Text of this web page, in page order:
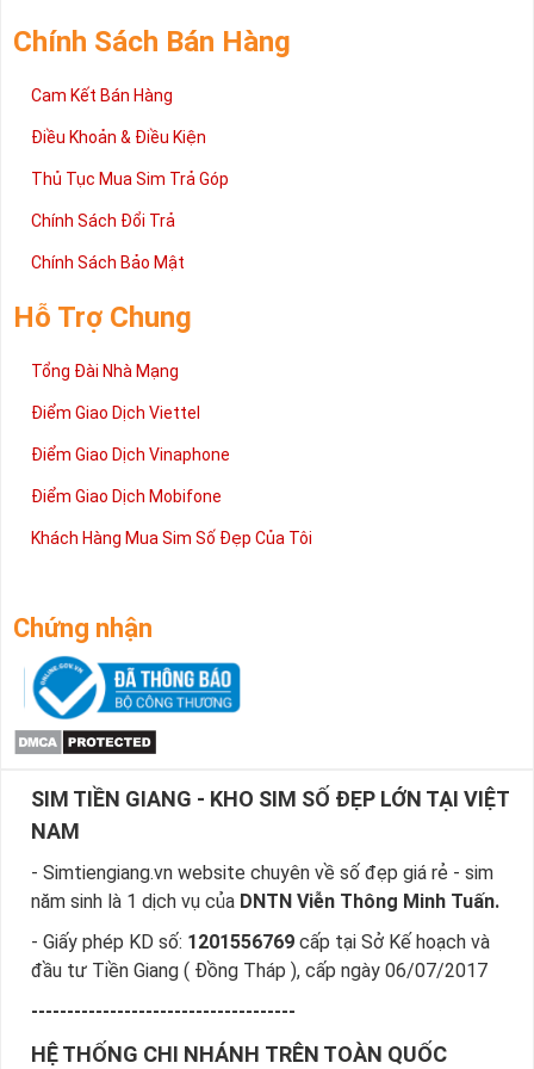
Chính Sách Bán Hàng
Cam Kết Bán Hàng
Điều Khoản & Điều Kiện
Thủ Tục Mua Sim Trả Góp
Chính Sách Đổi Trả
Chính Sách Bảo Mật
Hỗ Trợ Chung
Tổng Đài Nhà Mạng
Điểm Giao Dịch Viettel
Điểm Giao Dịch Vinaphone
Điểm Giao Dịch Mobifone
Khách Hàng Mua Sim Số Đẹp Của Tôi
Chứng nhận
SIM TIỀN GIANG - KHO SIM SỐ ĐẸP LỚN TẠI VIỆT
NAM
- Simtiengiang.vn website chuyên về số đẹp giá rẻ - sim
năm sinh là 1 dịch vụ của DNTN Viễn Thông Minh Tuấn.
- Giấy phép KD số: 1201556769 cấp tại Sở Kế hoạch và
đầu tư Tiền Giang ( Đồng Tháp ), cấp ngày 06/07/2017
-------------------------------------
HỆ THỐNG CHI NHÁNH TRÊN TOÀN QUỐC